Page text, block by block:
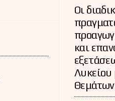
Οι
και
Θεμάτων